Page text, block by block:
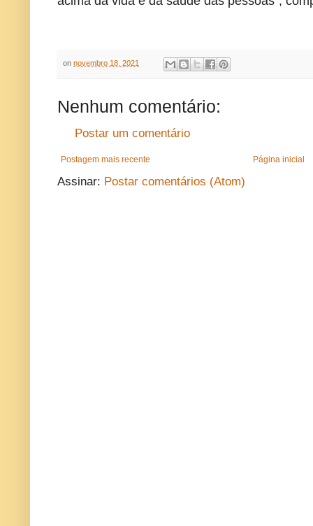
onnovembro 18, 2021
Nenhum comentário:
Postar um comentário
Postagem mais recente Página inicial
Assinar: Postar comentários (Atom)